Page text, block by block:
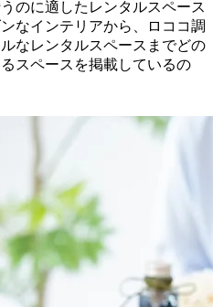
のに適したレンタルスペース
なインテリアから、ロココ調
なレンタルスペースまでどの
スペースを掲載しているの